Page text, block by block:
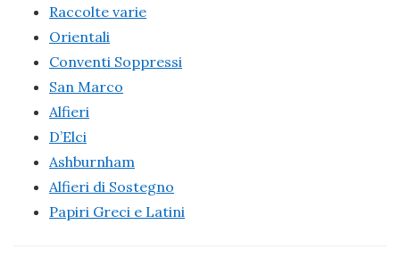
Raccolte varie
Orientali
Conventi Soppressi
San Marco
Alfieri
D’Elci
Ashburnham
Alfieri di Sostegno
Papiri Greci e Latini